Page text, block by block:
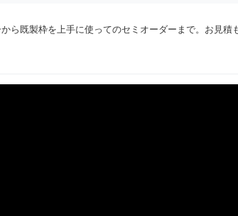
ら既製枠を上手に使ってのセミオーダーまで。お見積